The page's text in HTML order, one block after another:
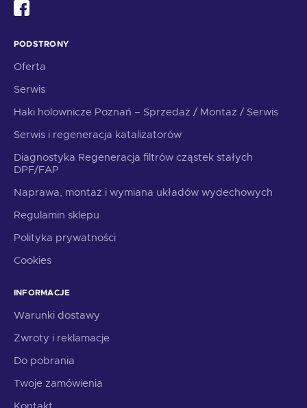
PODSTRONY
Oferta
Serwis
Haki holownicze Poznań – Sprzedaż / Montaż / Serwis
Serwis i regeneracja katalizatorów
Diagnostyka Regeneracja filtrów cząstek stałych
DPF/FAP
Naprawa, montaż i wymiana układów wydechowych
Regulamin sklepu
Polityka prywatności
Cookies
INFORMACJE
Warunki dostawy
Zwroty i reklamacje
Do pobrania
Twoje zamówienia